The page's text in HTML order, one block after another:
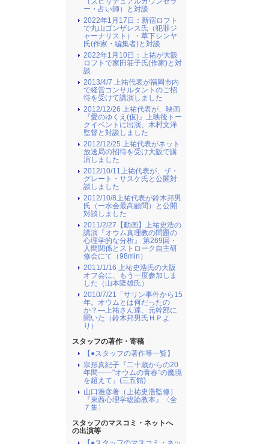
ー・占い師）と対談
2022年1月17日：新宿ロフト
で丸山ゴンザレス氏（犯罪ジ
ャーナリスト）・草下シンヤ
氏(作家・編集者)と対談
2022年1月10日：上祐が大阪
ロフトで家田荘子氏(作家)と対
談
2013/4/7 上祐代表が福岡市内
で経営コンサルタントのご招
待を受けて講演しました
2012/12/26 上祐代表が、映画
『愛のゆくえ(仮)』上映後トー
クイベントに出演、木村文洋
監督と対談しました
2012/12/25 上祐代表がネット
放送局の招待を受け大阪で講
演しました
2012/10/11上祐代表が、ザ・
グレート・サスケ氏と公開対
談しました
2012/10/8上祐代表が鈴木邦男
氏（一水会最高顧問）と公開
対談しました
2011/2/27【動画】上祐史浩の
講演『オウム真理教の問題の
心理学的な分析』 第269回・
人間関係とストローク自主研
修会にて（98min）
2011/1/16 上祐史浩氏の大阪
オフ会に、もう一度参加しま
した（山本隆雄氏）
2010/7/21「サリン事件から15
年。オウムとは何だったの
か？―上祐さん達、元幹部に
聞いた（鈴木邦男氏ＨＰよ
り）
スタッフの著作・寄稿
【●スタッフの著作等一覧】
宗形真紀子『二十歳からの20
年間――"オウムの青春"の魔境
を超えて』(三五館)
山口雅彦著（上祐史浩監修）
『東西心理学総論教本』〈全
７集〉
スタッフのマスコミ・ネットへ
の出演等